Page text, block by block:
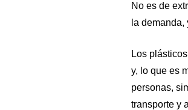
No es de
la
Los
y, lo que es
personas,
transporte y